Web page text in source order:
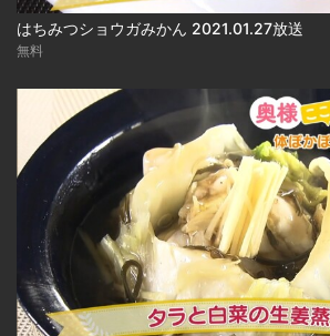
はちみつショウガみかん 2021.01.27放送
無料